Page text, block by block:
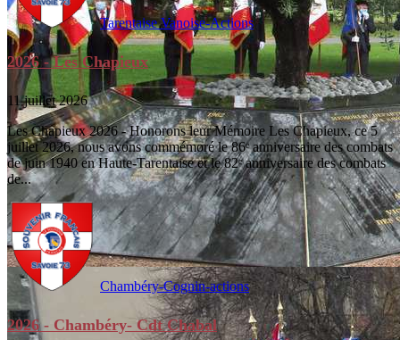
Tarentaise Vanoise-Actions
2026 - Les Chapieux
11 juillet 2026
Les Chapieux 2026 - Honorons leur Mémoire Les Chapieux, ce 5
juillet 2026, nous avons commémoré le 86ᵉ anniversaire des combats
de juin 1940 en Haute-Tarentaise et le 82ᵉ anniversaire des combats
de...
Chambéry-Cognin-actions
2026 - Chambéry- Cdt Chabal